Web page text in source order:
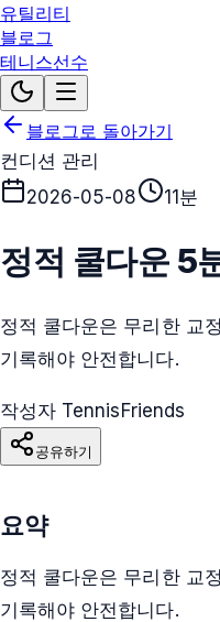
유틸리티
블로그
테니스선수
블로그로 돌아가기
컨디션 관리
2026-05-08
11분
정적 쿨다운 5
정적 쿨다운은 무리한 교
기록해야 안전합니다.
작성자 TennisFriends
공유하기
요약
정적 쿨다운은 무리한 교
기록해야 안전합니다.